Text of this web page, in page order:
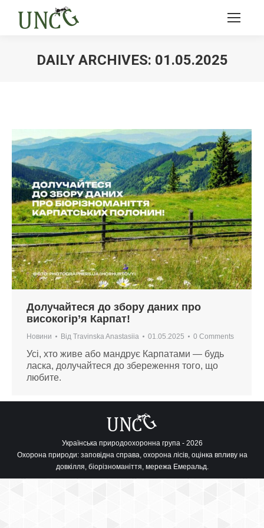
DAILY ARCHIVES: 01.05.2025
Долучайтеся до збору даних про
високогір’я Карпат!
Новини Від Travinska Anastasiia 01.05.2025 0 Comments
Усі, хто живе або мандрує Карпатами — будь
ласка, долучайтеся до збереження того, що
любите.
Українська природоохоронна група - 2026
Охорона природи: заповідна справа, охорона лісів, оцінка впливу на
довкілля, біорізноманіття, мережа Емеральд.